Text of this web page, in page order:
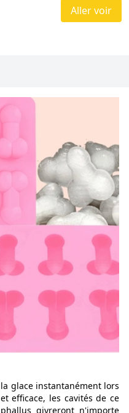
Aller voir
glace instantanément lors
efficace, les cavités de ce
givreront n'importe